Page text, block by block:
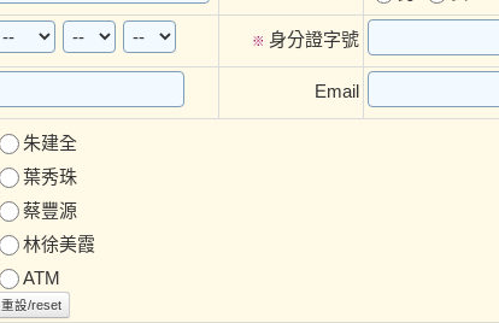
※ 身分證字號
Email
朱建全
葉秀珠
蔡豐源
林徐美霞
ATM
重設/reset